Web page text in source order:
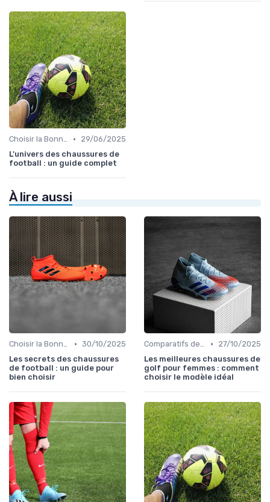
Choisir la Bonne Taille •
29/06/2025
L'univers des chaussures de
football : un guide complet
À lire aussi
Choisir la Bonne Taille • 30/10/2025
Les secrets des chaussures
de football : un guide pour
bien choisir
Comparatifs de Prix et de Modèles •
27/10/2025
Les meilleures chaussures de
golf pour femmes : comment
choisir le modèle idéal